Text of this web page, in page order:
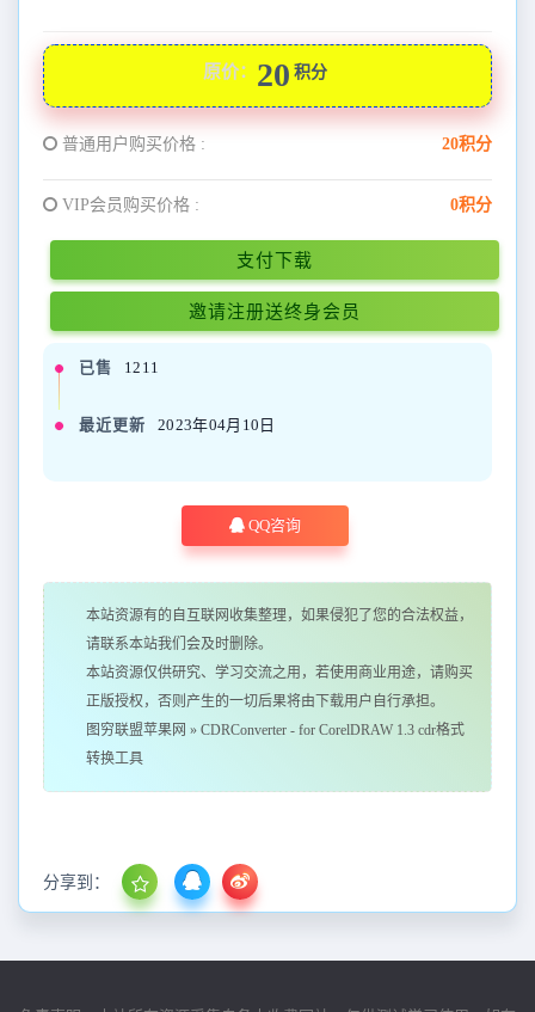
原价： 20 积分
普通用户购买价格 : 20积分
VIP会员购买价格 : 0积分
支付下载
邀请注册送终身会员
已售 1211
最近更新 2023年04月10日
QQ咨询
本站资源有的自互联网收集整理，如果侵犯了您的合法权益，
请联系本站我们会及时删除。
本站资源仅供研究、学习交流之用，若使用商业用途，请购买
正版授权，否则产生的一切后果将由下载用户自行承担。
图穷联盟苹果网 » CDRConverter - for CorelDRAW 1.3 cdr格式
转换工具
分享到：